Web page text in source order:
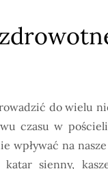
do wielu
czasu w
wpływać na
sienny,